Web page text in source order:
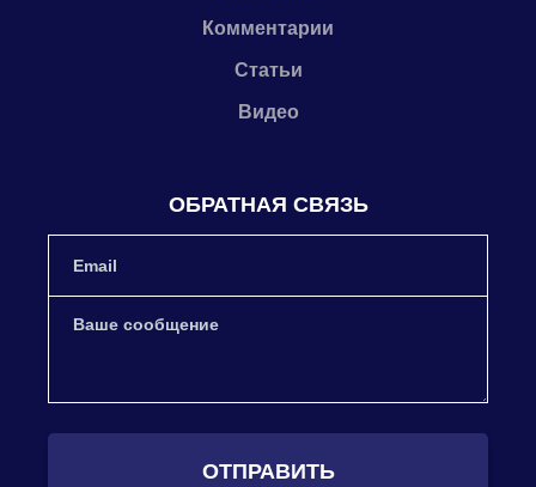
Комментарии
Статьи
Видео
ОБРАТНАЯ СВЯЗЬ
ОТПРАВИТЬ